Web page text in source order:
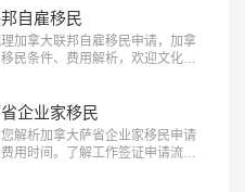
自雇移民
加拿大联邦自雇移民申请，加拿
民条件、费用解析，欢迎文化、
企业家移民
解析加拿大萨省企业家移民申请
用时间。了解工作签证申请流程